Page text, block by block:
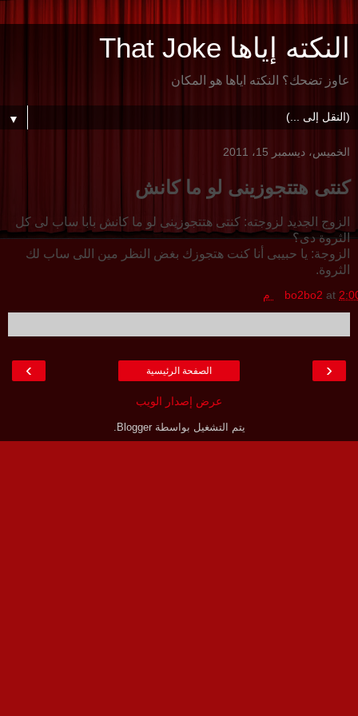
النكته إياها That Joke
عاوز تضحك؟ النكته اياها هو المكان
▼
الخميس، ديسمبر 15، 2011
كنتى هتتجوزينى لو ما كانش
الزوج الجديد لزوجته: كنتى هتتجوزينى لو ما كانش بابا ساب لى كل
الثروة دى؟
الزوجة: يا حبيبى أنا كنت هتجوزك بغض النظر مين اللى ساب لك
الثروة.
bo2bo2 at م
‹
› الصفحة الرئيسية
عرض إصدار الويب
يتم التشغيل بواسطةBlogger